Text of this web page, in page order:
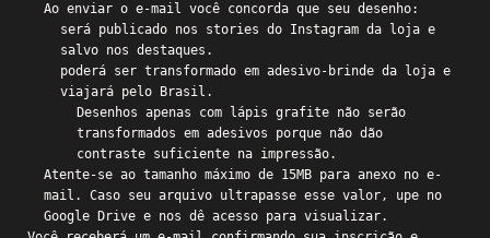
Ao enviar o e-mail você concorda que seu desenho:
será publicado nos stories do Instagram da loja e
salvo nos destaques.
poderá ser transformado em adesivo-brinde da loja e
viajará pelo Brasil.
Desenhos apenas com lápis grafite não serão
transformados em adesivos porque não dão
contraste suficiente na impressão.
Atente-se ao tamanho máximo de 15MB para anexo no e-
mail. Caso seu arquivo ultrapasse esse valor, upe no
Google Drive e nos dê acesso para visualizar.